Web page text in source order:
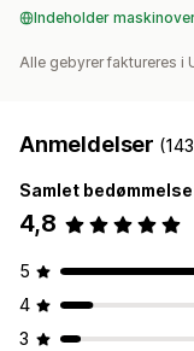
Indeholder
Alle gebyrer faktureres i
Anmeldelser
Samlet bedømmelse
4,8
5
4
3